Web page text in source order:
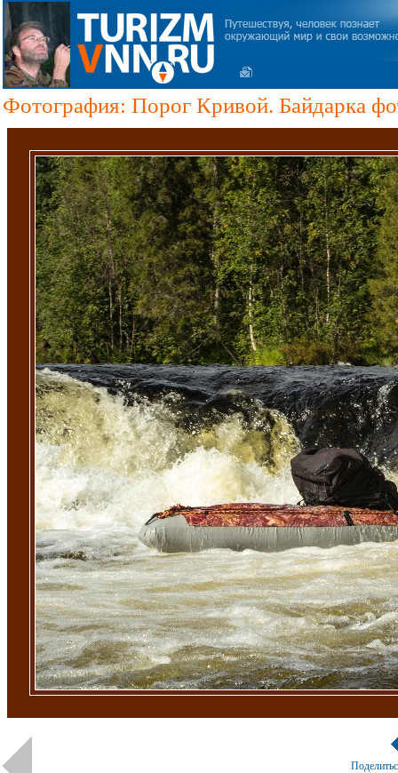
Фотография: Порог Кривой. Байдарка